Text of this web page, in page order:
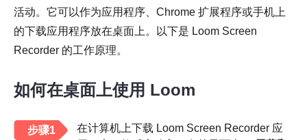
活动。它可以作为应用程序、Chrome 扩展程序或手机上
的下载应用程序放在桌面上。以下是 Loom Screen
Recorder 的工作原理。
如何在桌面上使用 Loom
步骤1
在计算机上下载 Loom Screen Recorder 应